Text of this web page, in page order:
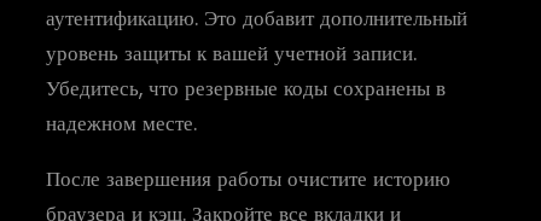
аутентификацию. Это добавит дополнительный
уровень защиты к вашей учетной записи.
Убедитесь, что резервные коды сохранены в
надежном месте.
После завершения работы очистите историю
браузера и кэш. Закройте все вкладки и